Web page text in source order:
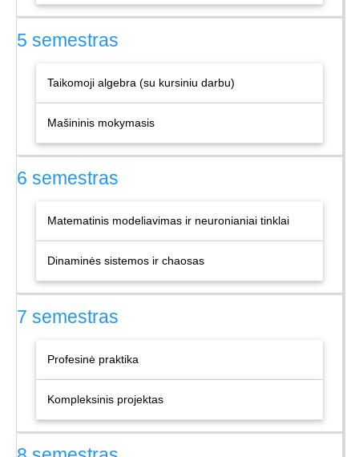
5 semestras
Taikomoji algebra (su kursiniu darbu)
Mašininis mokymasis
6 semestras
Matematinis modeliavimas ir neuronianiai tinklai
Dinaminės sistemos ir chaosas
7 semestras
Profesinė praktika
Kompleksinis projektas